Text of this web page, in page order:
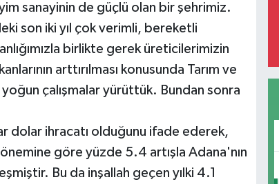
sanayinin de güçlü olan bir şehrimiz.
son iki yıl çok verimli, bereketli
birlikte gerek üreticilerimizin
arttırılması konusunda Tarım ve
çalışmalar yürüttük. Bundan sonra
dolar ihracatı olduğunu ifade ederek,
göre yüzde 5.4 artışla Adana'nın
Bu da inşallah geçen yılki 4.1